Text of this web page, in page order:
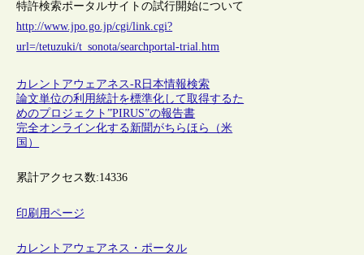
特許検索ポータルサイトの試行開始について
http://www.jpo.go.jp/cgi/link.cgi?
url=/tetuzuki/t_sonota/searchportal-trial.htm
カレントアウェアネス-R日本情報検索
論文単位の利用統計を標準化して取得するた
めのプロジェクト”PIRUS”の報告書
完全オンライン化する新聞がちらほら（米
国）
累計アクセス数:14336
印刷用ページ
カレントアウェアネス・ポータル